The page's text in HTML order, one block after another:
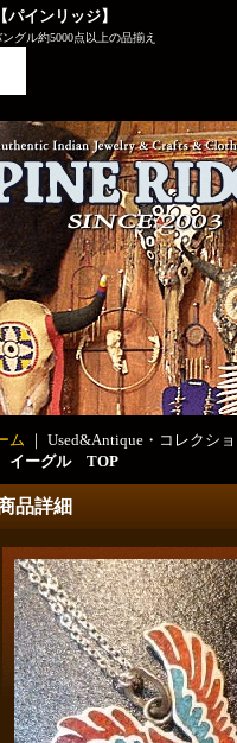
インリッジ】
グル約5000点以上の品揃え
ム ｜ Used&Antique・コレクシ
イーグル TOP
品詳細